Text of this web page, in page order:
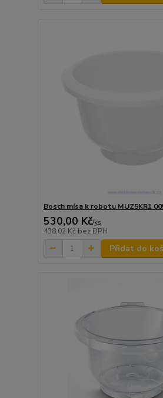
Bosch mísa k robotu MUZ5KR1
530,00 Kč/ks
438,02 Kč bez DPH
Přidat do